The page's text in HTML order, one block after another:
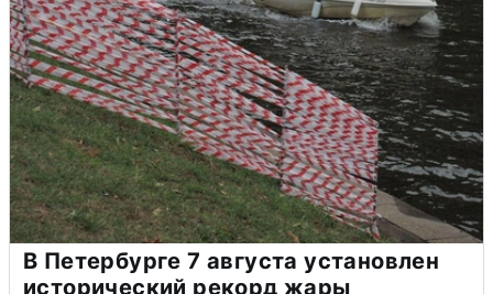
В Петербурге 7 августа установлен
исторический рекорд жары